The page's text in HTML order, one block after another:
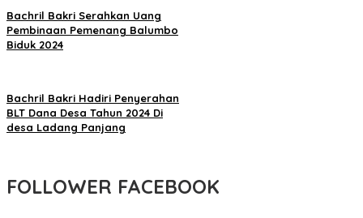
Bachril Bakri Serahkan Uang
Pembinaan Pemenang Balumbo
Biduk 2024
Bachril Bakri Hadiri Penyerahan
BLT Dana Desa Tahun 2024 Di
desa Ladang Panjang
FOLLOWER FACEBOOK